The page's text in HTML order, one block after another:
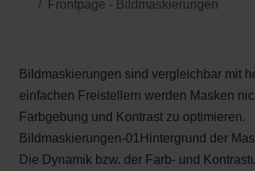
Frontpage - Bildmaskierungen
Bildmaskierungen sind vergleichbar mit
einfachen Freistellern werden Masken
Farbgebung und Kontrast zu optimieren.
Bildmaskierungen-01Hintergrund der
Die Dynamik bzw. der Farb- und